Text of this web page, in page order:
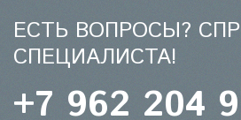
ЕСТЬ ВОПРОСЫ?
СПЕЦИАЛИСТА!
+7 962 204